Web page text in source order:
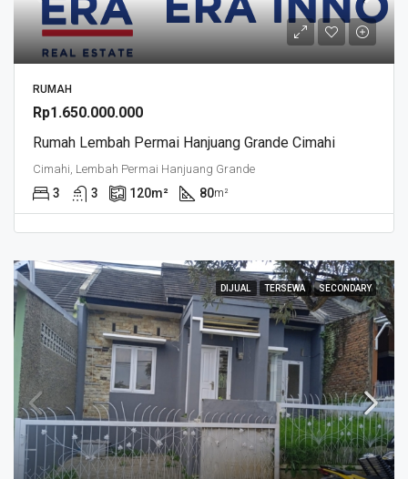
RUMAH
Rp1.650.000.000
Rumah Lembah Permai Hanjuang Grande Cimahi
Cimahi, Lembah Permai Hanjuang Grande
3 3 120m² 80m²
DIJUAL TERSEWA SECONDARY